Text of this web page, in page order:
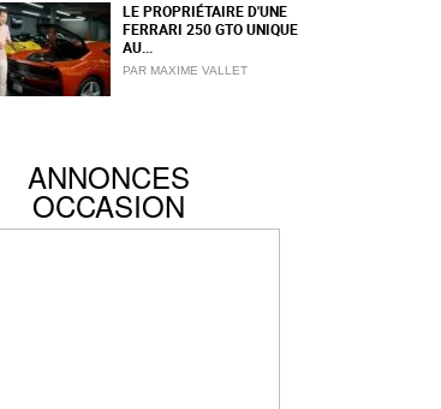
LE PROPRIÉTAIRE D'UNE
FERRARI 250 GTO UNIQUE
AU...
PAR MAXIME VALLET
ANNONCES
OCCASION